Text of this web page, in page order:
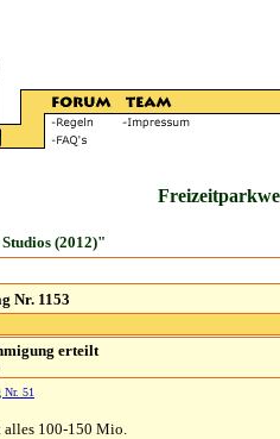
(2012)"
Nr. 1153
erteilt
Nr. 51
alles 100-150 Mio.